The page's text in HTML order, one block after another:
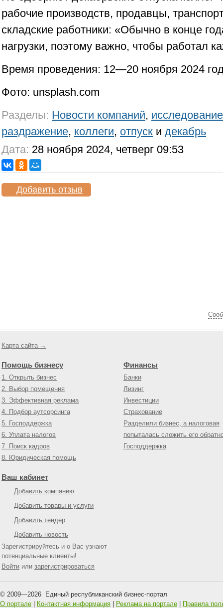
рабочие производств, продавцы,
складские работники: «Обычно в конце
нагрузки, поэтому важно, чтобы работал
Время проведения: 12—20 ноября 2024
Фото: unsplash.com
Разделы: Новости компаний, исследование
раздражение, коллеги, отпуск и декабрь
Дата: 28 ноября 2024, четверг 09:53
Добавить отзыв
Карта сайта →
Помощь бизнесу
1. Открыть бизнес
2. Выбор помещения
3. Эффективная реклама
4. Подбор аутсорсинга
5. Господдержка
6. Уплата налогов
7. Поиск кадров
8. Юридическая помощь
Финансы
Банки
Лизинг
Инвестиции
Страхование
Разделили бизнес, а налоговая
попыталась сложить его
Господдержка
Ваш кабинет
Добавить компанию
Добавить товары и услуги
Добавить тендер
Добавить новость
Зарегистрируйтесь и о Вас узнают
потенциальные клиенты!
Войти или зарегистрироваться
© 2009—2026 Единый республиканский бизнес-портал
О портале
Контактная информация Реклама на портале Правила